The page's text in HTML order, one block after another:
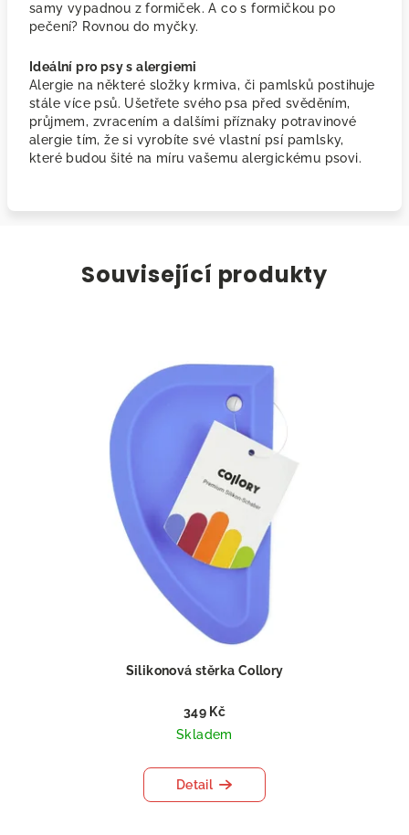
samy vypadnou z formiček. A co s formičkou po
pečení? Rovnou do myčky.
Ideální pro psy s alergiemi
Alergie na některé složky krmiva, či pamlsků postihuje
stále více psů. Ušetřete svého psa před svěděním,
průjmem, zvracením a dalšími příznaky potravinové
alergie tím, že si vyrobíte své vlastní psí pamlsky,
které budou šité na míru vašemu alergickému psovi.
Související produkty
Silikonová stěrka Collory
349 Kč
Skladem
Detail